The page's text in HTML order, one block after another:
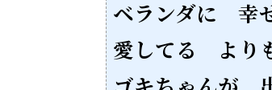
ベランダに 幸
愛してる より